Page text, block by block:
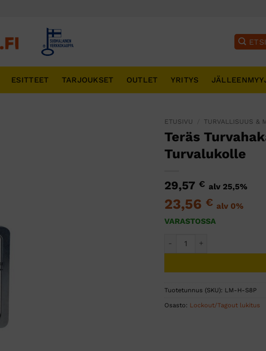
ESITTEET TARJOUKSET OUTLET YRITYS
ETUSIVU TURVALLISUUS &
Teräs
Turvalukolle
29,57 € alv 25,5%
23,56 € alv 0%
VARASTOSSA
Tuotetunnus (SKU): LM-H-S8P
Osasto: Lockout/Tagout lukitus